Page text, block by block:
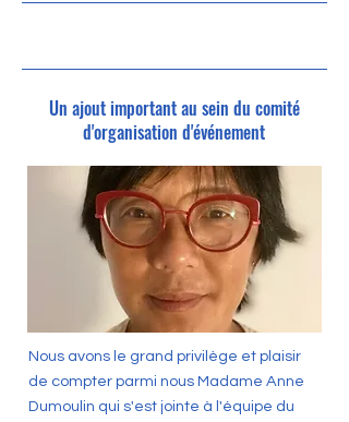
Un ajout important au sein du comité
d'organisation d'événement
Nous avons le grand privilège et plaisir
de compter parmi nous Madame Anne
Dumoulin qui s'est jointe à l'équipe du